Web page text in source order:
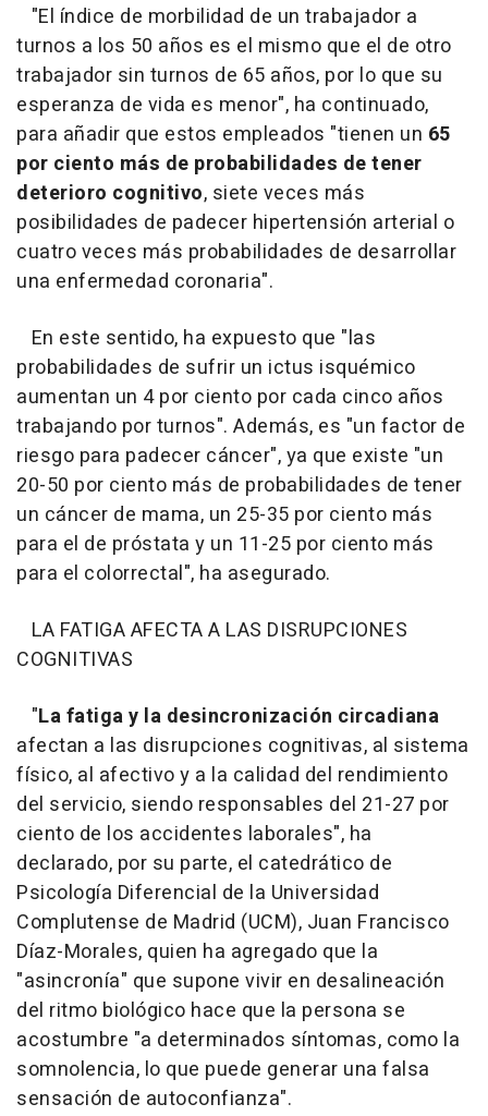
"El índice de morbilidad de un trabajador a
turnos a los 50 años es el mismo que el de otro
trabajador sin turnos de 65 años, por lo que su
esperanza de vida es menor", ha continuado,
para añadir que estos empleados "tienen un 65
por ciento más de probabilidades de tener
deterioro cognitivo, siete veces más
posibilidades de padecer hipertensión arterial o
cuatro veces más probabilidades de desarrollar
una enfermedad coronaria".
En este sentido, ha expuesto que "las
probabilidades de sufrir un ictus isquémico
aumentan un 4 por ciento por cada cinco años
trabajando por turnos". Además, es "un factor de
riesgo para padecer cáncer", ya que existe "un
20-50 por ciento más de probabilidades de tener
un cáncer de mama, un 25-35 por ciento más
para el de próstata y un 11-25 por ciento más
para el colorrectal", ha asegurado.
LA FATIGA AFECTA A LAS DISRUPCIONES
COGNITIVAS
"La fatiga y la desincronización circadiana
afectan a las disrupciones cognitivas, al sistema
físico, al afectivo y a la calidad del rendimiento
del servicio, siendo responsables del 21-27 por
ciento de los accidentes laborales", ha
declarado, por su parte, el catedrático de
Psicología Diferencial de la Universidad
Complutense de Madrid (UCM), Juan Francisco
Díaz-Morales, quien ha agregado que la
"asincronía" que supone vivir en desalineación
del ritmo biológico hace que la persona se
acostumbre "a determinados síntomas, como la
somnolencia, lo que puede generar una falsa
sensación de autoconfianza".